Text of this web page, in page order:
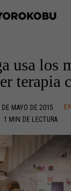
usa los
terapia
DE MAYO DE 2015
1 MIN DE LECTURA